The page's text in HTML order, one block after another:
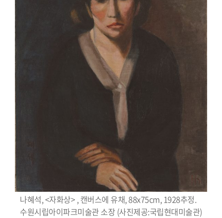
나혜석, <자화상> , 캔버스에 유채, 88x75cm, 1928추정.
수원시립아이파크미술관 소장 (사진제공:국립현대미술관)